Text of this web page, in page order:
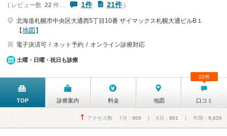
( レビュー数 22 件… 1件 21件)
北海道札幌市中央区大通西5丁目10番 ザイマックス札幌大通ビルB１
【地図 】
電子決済可
ネット予約 オンライン診療対応
土曜・日曜・祝日も診療
TOP 診療案内 料金 地図 口コミ
22件
アクセス数 7月： 909 | 6月： 901 | 年間： 9,620